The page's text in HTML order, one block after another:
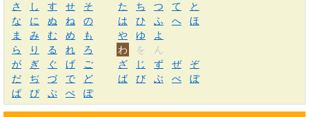
さ
し す せ そ た ち つ て
と
な
に ぬ ね の は ひ ふ へ
ほ
ま
み む め も や ゆ
よ
ら
り る れ ろ わ を
ん
が
ぎ ぐ げ ご ざ じ ず ぜ
ぞ
だ
ぢ づ で ど ば び ぶ べ
ぼ
ぱ
ぴ ぷ ぺ ぽ